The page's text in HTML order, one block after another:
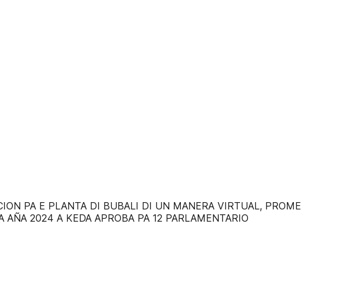
PA E PLANTA DI BUBALI DI UN MANERA VIRTUAL, PROME
2024 A KEDA APROBA PA 12 PARLAMENTARIO